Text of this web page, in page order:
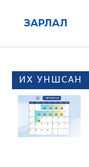
ЗАРЛАЛ
ИХ УНШСАН